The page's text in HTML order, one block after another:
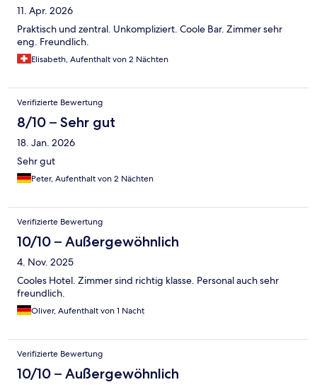
11. Apr. 2026
Praktisch und zentral. Unkompliziert. Coole Bar. Zimmer sehr
eng. Freundlich.
Elisabeth, Aufenthalt von 2 Nächten
Verifizierte Bewertung
8/10 – Sehr gut
18. Jan. 2026
Sehr gut
Peter, Aufenthalt von 2 Nächten
Verifizierte Bewertung
10/10 – Außergewöhnlich
4. Nov. 2025
Cooles Hotel. Zimmer sind richtig klasse. Personal auch sehr
freundlich.
Oliver, Aufenthalt von 1 Nacht
Verifizierte Bewertung
10/10 – Außergewöhnlich